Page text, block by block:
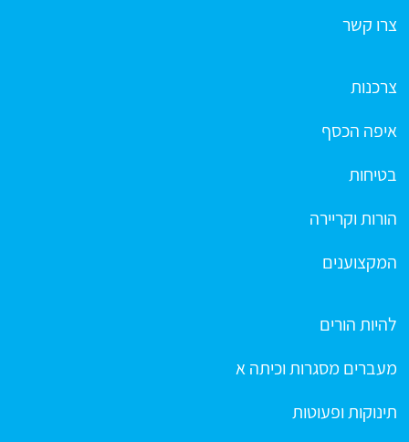
צרו קשר
צרכנות
איפה הכסף
בטיחות
הורות וקריירה
המקצוענים
להיות הורים
מעברים מסגרות וכיתה א
תינוקות ופעוטות